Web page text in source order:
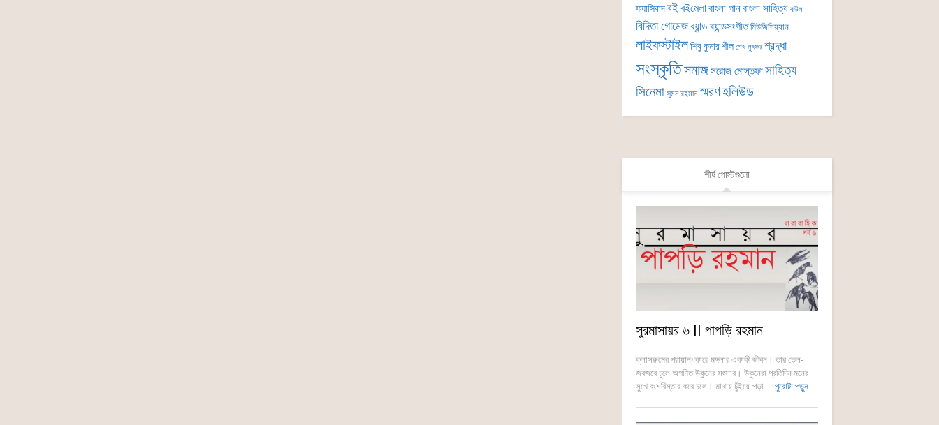
ফ্যাসিবাদবইবইমেলাবাংলা গানবাংলা সাহিত্য বাউল
বিদিতা গোমেজব্যান্ডব্যান্ডসংগীত মিউজিশিয়্যান
লাইফস্টাইলশিবু কুমার শীল শেখ লুৎফর শ্রদ্ধা
সংস্কৃতিসমাজসরোজ মোস্তফাসাহিত্য
সিনেমা সুমন রহমান স্মরণহলিউড
শীর্ষ পোস্টগুলো
সুরমাসায়র ৬ || পাপড়ি রহমান
ক্লাসরুমের প্রায়ান্ধকারে মঙ্গলার একাকী জীবন। তার তেল-
জবজবে চুলে অগণিত উকুনের সংসার। উকুনেরা প্রতিদিন মনের
সুখে বংশবিস্তার করে চলে। মাথায় চুঁইয়ে-পড়া ... পুরোটা পড়ুন